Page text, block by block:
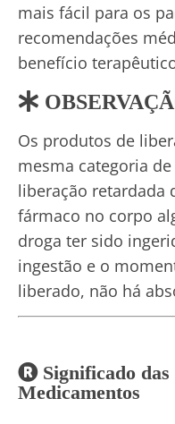
mais fácil para os
recomendações
benefício
Os produtos de
mesma categoria
liberação retardada
fármaco no corpo
droga ter sido
ingestão e o
liberado, não há
Significado das
Medicamentos